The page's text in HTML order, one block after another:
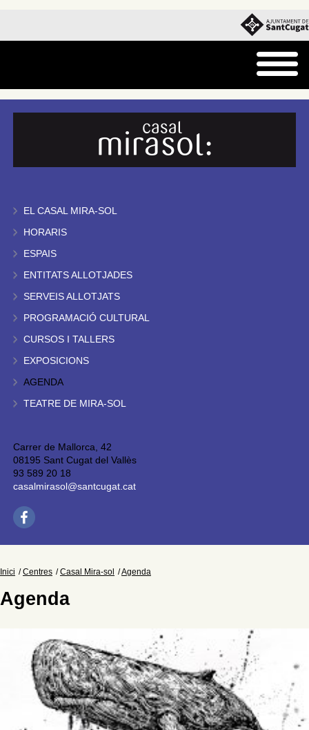
EL CASAL MIRA-SOL
HORARIS
ESPAIS
ENTITATS ALLOTJADES
SERVEIS ALLOTJATS
PROGRAMACIÓ CULTURAL
CURSOS I TALLERS
EXPOSICIONS
AGENDA
TEATRE DE MIRA-SOL
Carrer de Mallorca, 42
08195 Sant Cugat del Vallès
93 589 20 18
casalmirasol@santcugat.cat
Inici Centres Casal Mira-sol Agenda
Agenda